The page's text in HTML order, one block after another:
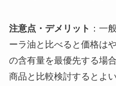
注意点・デメリット ：一
ーラ油と比べると価格は
の含有量を最優先する場
商品と比較検討するとよ